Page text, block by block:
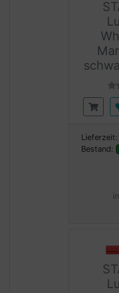
Lieferzeit:
Bestand: